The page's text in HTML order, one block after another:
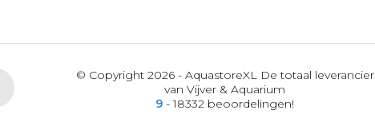
© Copyright 2026 - AquastoreXL De totaal leverancier
van Vijver & Aquarium
9 - 18332 beoordelingen!